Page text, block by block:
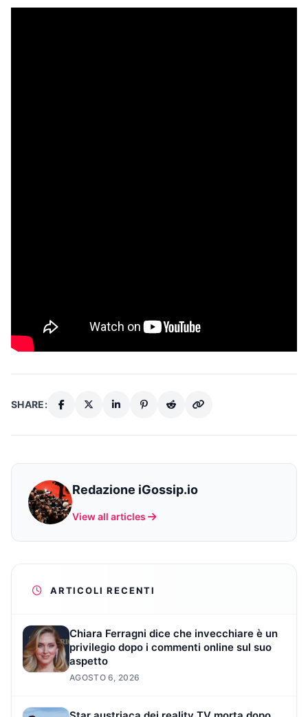
SHARE:
Redazione iGossip.io
View all articles
ARTICOLI RECENTI
Chiara Ferragni dice che invecchiare è un
privilegio dopo i commenti online sul suo
aspetto
AGOSTO 6, 2026